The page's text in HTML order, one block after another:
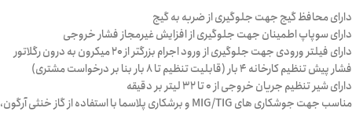
دارای محافظ گیج جهت جلوگیری از ضربه به گیج
دارای سوپاپ اطمینان جهت جلوگیری از افزایش غیرمجاز فشار خروجی
دارای فیلتر ورودی جهت جلوگیری از ورود اجرام بزرگتر از ۲۰ میکرون به درون رگلاتور
فشار پیش تنظیم کارخانه ۴ بار (قابلیت تنظیم تا ۸ بار بنا بر درخواست مشتری)
دارای شیر تنظیم جریان خروجی از ۰ تا ۳۲ لیتر بر دقیقه
مناسب جهت جوشکاری های MIG/TIG و برشکاری پلاسما با استفاده از گاز خنثی آرگون،